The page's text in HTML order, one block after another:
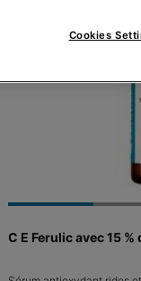
C E Ferulic avec 15
Cookies